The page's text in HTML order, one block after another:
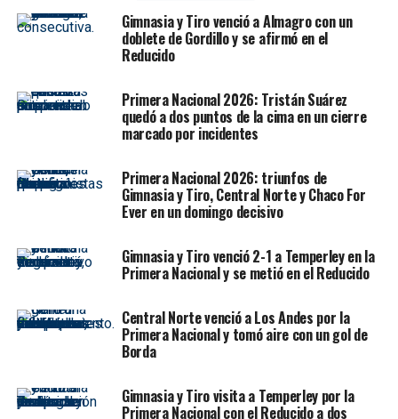
tras el encuentro.
El atacante resaltó la importancia de haber tenido la
tiempo analizó el desarrollo del juego, en el que a
Almirante le costó quebrar el bloque defensivo del
“Lobo jujeño”. “Sabíamos que iba a ser un partido duro,
algunas chances, pero no pudimos concretarlas”,
Villalba.
autocrítico, aunque remarcó que lo más valioso fue la
actitud del grupo. “Me sentí cómodo dentro de la
opción para mis compañeros. A veces el arco se abre y
otras veces no, pero lo importante es que todos tiramos
Consultado por lo que significa sumar en condición de
Gimnasia y Tiro venció a Almagro con un
doblete de Gordillo y se afirmó en el
Reducido
Primera Nacional 2026: Tristán Suárez
quedó a dos puntos de la cima en un cierre
marcado por incidentes
Primera Nacional 2026: triunfos de
Gimnasia y Tiro, Central Norte y Chaco For
Ever en un domingo decisivo
Gimnasia y Tiro venció 2-1 a Temperley en la
Primera Nacional y se metió en el Reducido
Central Norte venció a Los Andes por la
Primera Nacional y tomó aire con un gol de
Borda
Gimnasia y Tiro visita a Temperley por la
Primera Nacional con el Reducido a dos